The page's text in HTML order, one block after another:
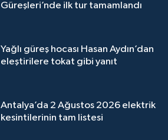
Güreşleri’nde ilk tur tamamlandı
Yağlı güreş hocası Hasan Aydın’dan
eleştirilere tokat gibi yanıt
Antalya’da 2 Ağustos 2026 elektrik
kesintilerinin tam listesi